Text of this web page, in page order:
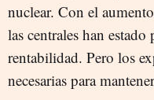
nuclear. Con el
las centrales han
rentabilidad. Pero los
necesarias para